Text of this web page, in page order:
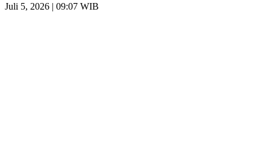
Juli 5, 2026 | 09:07 WIB